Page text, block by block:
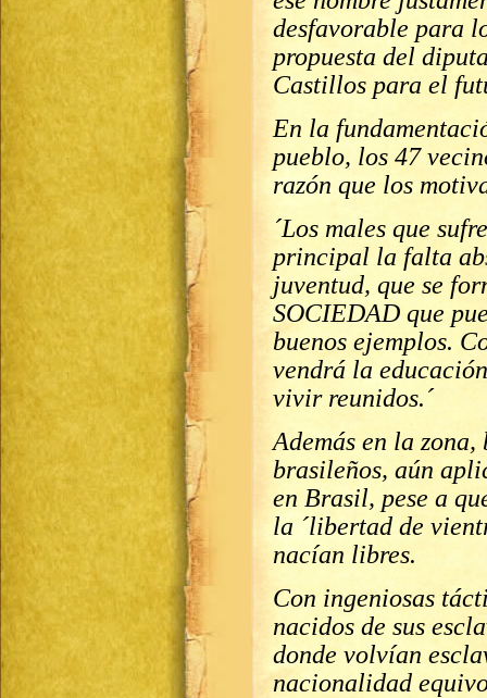
desfavorable para
propuesta del
Castillos para el
En la
pueblo, los 47
razón que los
´Los males que
principal la falta
juventud, que se
SOCIEDAD que
buenos ejemplos.
vendrá la
vivir reunidos.´
Además en la
brasileños, aún
en Brasil, pese a
la ´libertad de
nacían libres.
Con ingeniosas
nacidos de sus
donde volvían
nacionalidad